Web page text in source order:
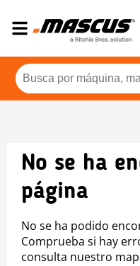
No se ha
página
No se ha podido
Comprueba si hay
consulta nuestro